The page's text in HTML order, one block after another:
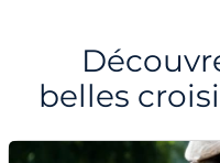
belles